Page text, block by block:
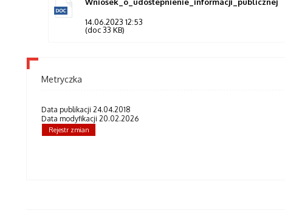
Wniosek_o_udostepnienie_informacji_publicznej
14.06.2023 12:53
(doc 33 KB)
Metryczka
Data publikacji 24.04.2018
Data modyfikacji 20.02.2026
Rejestr zmian